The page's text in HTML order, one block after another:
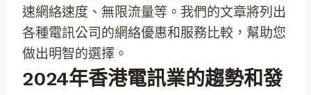
速網絡速度、無限流量等。我們的文章將列出
各種電訊公司的網絡優惠和服務比較，幫助您
做出明智的選擇。
2024年香港電訊業的趨勢和發